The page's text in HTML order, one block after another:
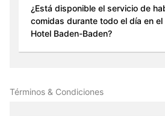
¿Está disponible el servicio de
comidas durante todo el día en el
Hotel Baden-Baden?
Términos & Condiciones